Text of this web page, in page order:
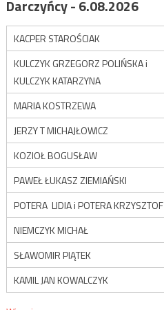
Darczyńcy - 6.08.2026
KACPER STAROŚCIAK
KULCZYK GRZEGORZ POLIŃSKA i
KULCZYK KATARZYNA
MARIA KOSTRZEWA
JERZY T MICHAJŁOWICZ
KOZIOŁ BOGUSŁAW
PAWEŁ ŁUKASZ ZIEMIAŃSKI
POTERA LIDIA i POTERA KRZYSZTOF
NIEMCZYK MICHAŁ
SŁAWOMIR PIĄTEK
KAMIL JAN KOWALCZYK